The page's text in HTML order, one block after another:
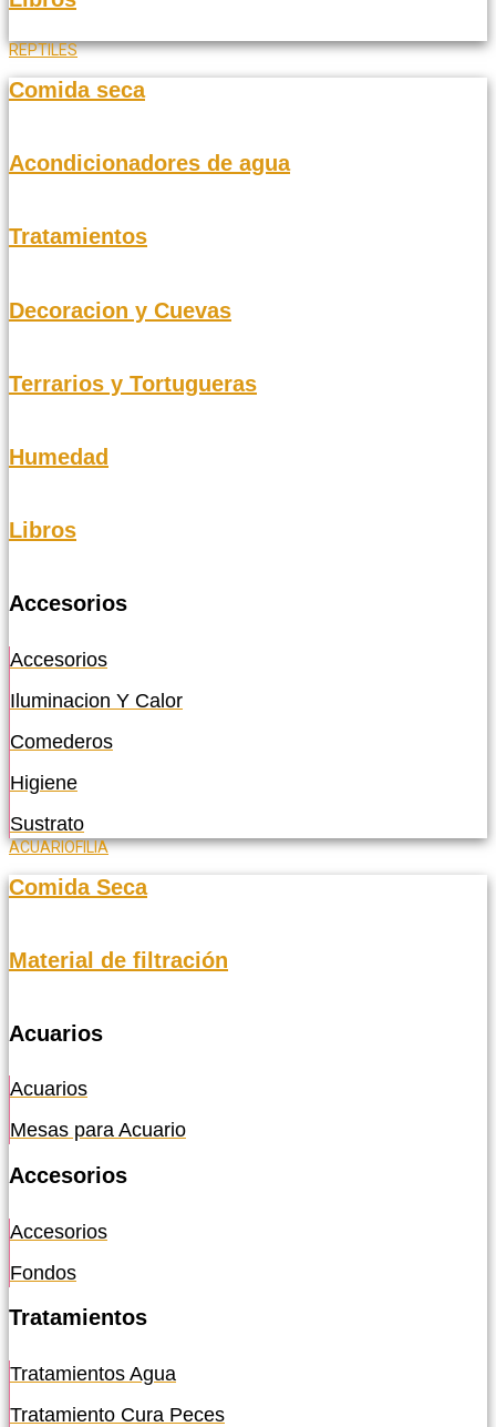
REPTILES
Comida seca
Acondicionadores de agua
Tratamientos
Decoracion y Cuevas
Terrarios y Tortugueras
Humedad
Libros
Accesorios
Accesorios
Iluminacion Y Calor
Comederos
Higiene
Sustrato
ACUARIOFILIA
Comida Seca
Material de filtración
Acuarios
Acuarios
Mesas para Acuario
Accesorios
Accesorios
Fondos
Tratamientos
Tratamientos Agua
Tratamiento Cura Peces